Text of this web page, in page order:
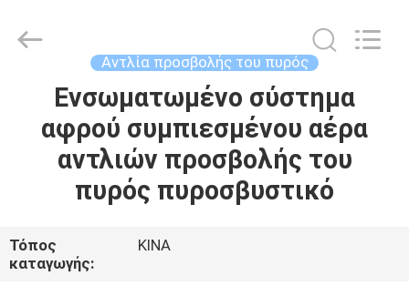
ΣΠΊΤΙ
ΠΡΟΪΌΝΤΑ
ΕΜΕΊΣ
Rights
Αντλία προσβολής του πυρός
Ενσωματωμένο σύστημα
αφρού συμπιεσμένου αέρα
αντλιών προσβολής του
πυρός πυροσβυστικό
Τόπος
καταγωγής:
ΚΙΝΑ